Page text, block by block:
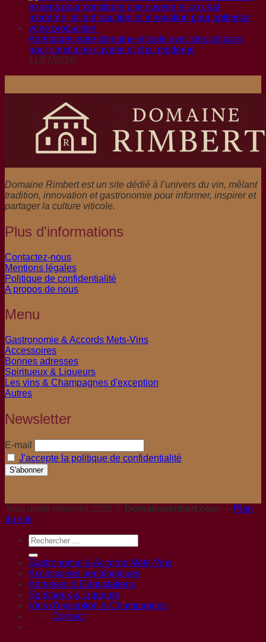
Aménager votre domaine viticole avec des artisans
pour construire cuverie et chai moderne
11/07/2026
Domaine Rimbert est un site dédié à l’univers du vin, mêlant
tradition, innovation et gastronomie pour informer, inspirer et
partager la culture viticole.
Plus d'informations
Contactez-nous
Mentions légales
Politique de confidentialité
A propos de nous
Menu
Gastronomie & Accords Mets-Vins
Accessoires
Bonnes adresses
Spiritueux & Liqueurs
Les vins & Champagnes d'exception
Autres
Newsletter
E-mail
J'accepte la politique de confidentialité
Tous droits réservés 2026 © Domainerimbert.com — Plan
du site
Gastronomie & Accords Mets-Vins
Accessoires oenologiques
Adresses & Dégustations
Spiritueux & Liqueurs
Vins d’exception & Champagnes
Contact